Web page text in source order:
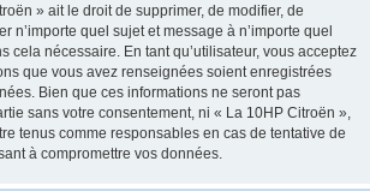
» ait le droit de supprimer, de modifier, de
n’importe quel sujet et message à n’importe quel
cela nécessaire. En tant qu’utilisateur, vous acceptez
que vous avez renseignées soient enregistrées
Bien que ces informations ne seront pas
sans votre consentement, ni « La 10HP Citroën »,
tenus comme responsables en cas de tentative de
à compromettre vos données.